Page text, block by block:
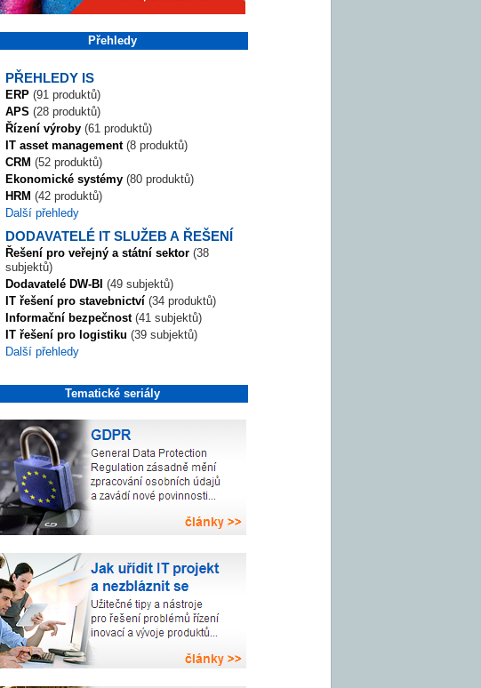
Přehledy
PŘEHLEDY IS
ERP (91 produktů)
APS (28 produktů)
Řízení výroby (61 produktů)
IT asset management (8 produktů)
CRM (52 produktů)
Ekonomické systémy (80 produktů)
HRM (42 produktů)
Další přehledy
DODAVATELÉ IT SLUŽEB A ŘEŠENÍ
Řešení pro veřejný a státní sektor (38
subjektů)
Dodavatelé DW-BI (49 subjektů)
IT řešení pro stavebnictví (34 produktů)
Informační bezpečnost (41 subjektů)
IT řešení pro logistiku (39 subjektů)
Další přehledy
Tematické seriály